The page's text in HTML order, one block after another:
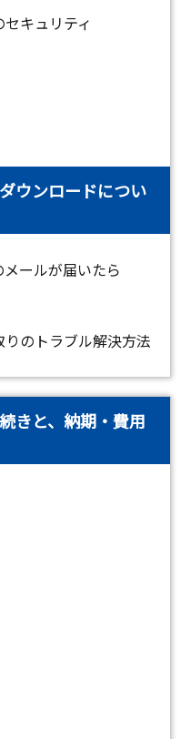
キュリティ
ウンロードについ
ールが届いたら
のトラブル解決方法
きと、納期・費用